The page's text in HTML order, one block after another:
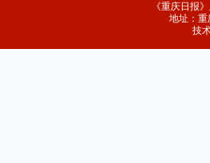
《重庆日报
地址：重
技